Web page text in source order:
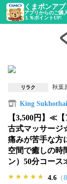
くまポンアプ
アプリからのご購
１％ポイントUP!
リラク 秋葉
King
【3,500円】≪
古式マッサー
痛みが苦手な方
空間で癒しの時
ン）50分コー
★★★★★
★★★★★
★★★★★ 4.6 （